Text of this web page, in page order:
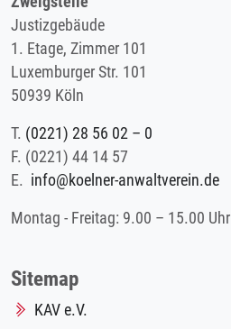
Justizgebäude
1. Etage, Zimmer 101
Luxemburger Str. 101
50939 Köln
T. (0221) 28 56 02 – 0
F. (0221) 44 14 57
E. info@koelner-anwaltverein.de
Montag - Freitag: 9.00 – 15.00 Uhr
Sitemap
KAV e.V.